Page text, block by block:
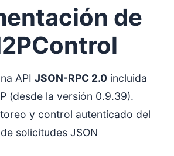
de
API JSON-RPC 2.0 incluida
(desde la versión 0.9.39).
y control autenticado del
solicitudes JSON